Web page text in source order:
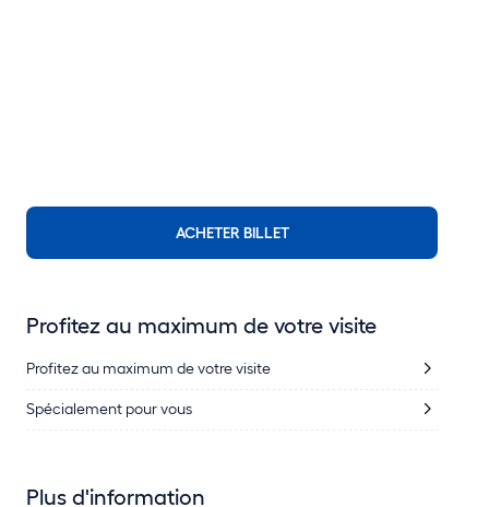
ACHETER BILLET
Profitez au maximum de votre visite
Profitez au maximum de votre visite
Spécialement pour vous
Plus d'information